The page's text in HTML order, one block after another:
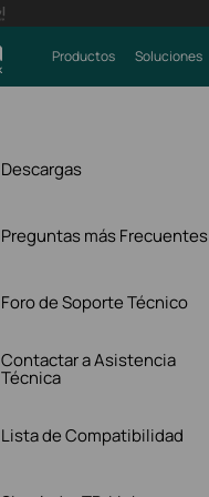
Productos Soluciones
Descargas
Preguntas más Frecuentes
Foro de Soporte Técnico
Contactar a Asistencia
Técnica
Lista de Compatibilidad